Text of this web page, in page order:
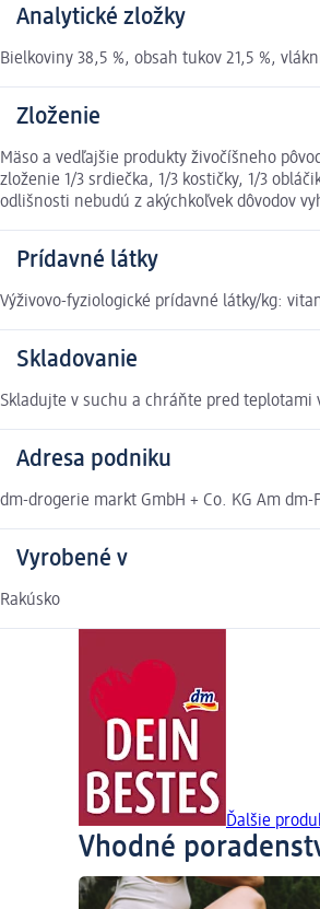
Analytické zložky
Bielkoviny 38,5 %, obsah tukov 21,5 %,
Zloženie
Mäso a vedľajšie produkty živočíšneho
zloženie 1/3 srdiečka, 1/3 kostičky, 1/3
odlišnosti nebudú z akýchkoľvek dôvodov
Prídavné látky
Výživovo-fyziologické prídavné látky/kg:
Skladovanie
Skladujte v suchu a chráňte pred teplotami
Adresa podniku
dm-drogerie markt GmbH + Co. KG Am
Vyrobené v
Rakúsko
Ďalšie
Vhodné